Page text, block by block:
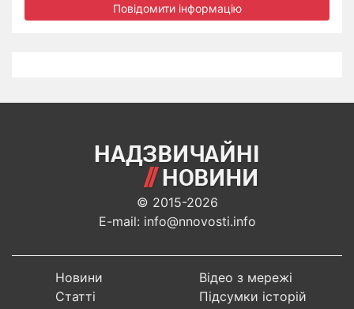
Повідомити інформацію
© 2015-2026
E-mail: info@nnovosti.info
Новини
Статті
Відео з мережі
Підсумки історій